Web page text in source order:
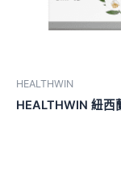
HEALTHWIN
HEALTHWIN 紐